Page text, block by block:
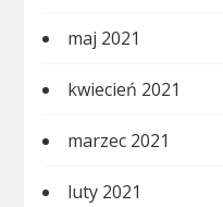
maj 2021
kwiecień 2021
marzec 2021
luty 2021